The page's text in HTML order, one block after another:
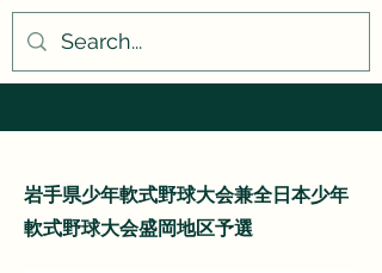
岩手県少年軟式野球大会兼全日本少年
軟式野球大会​盛岡地区予選